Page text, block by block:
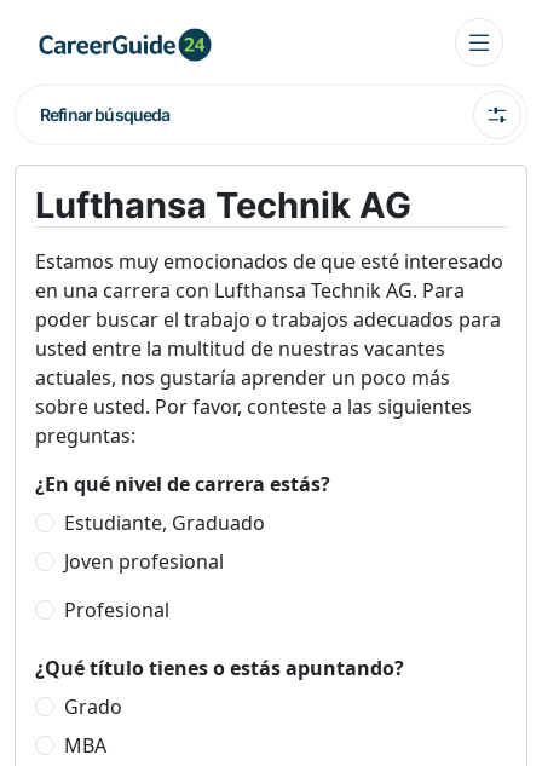
Refinar búsqueda
Lufthansa Technik AG
Estamos muy emocionados de que esté interesado
en una carrera con Lufthansa Technik AG. Para
poder buscar el trabajo o trabajos adecuados para
usted entre la multitud de nuestras vacantes
actuales, nos gustaría aprender un poco más
sobre usted. Por favor, conteste a las siguientes
preguntas:
¿En qué nivel de carrera estás?
Estudiante, Graduado
Joven profesional
Profesional
¿Qué título tienes o estás apuntando?
Grado
MBA